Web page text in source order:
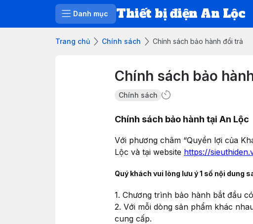
Danh mục Thiết bị điện An Lộc
Trang chủ Chính sách Chính sách bảo hành đổi trả
Chính sách bảo
Chính sách
Chính sách bảo hành tại An Lộc
Với phương châm “Quyền lợi của
Lộc và tại website https://
Quý khách vui lòng lưu ý 1 số nội dung
1. Chương trình bảo hành bắt đầu
2. Với mỗi dòng sản phẩm khác
cung cấp.